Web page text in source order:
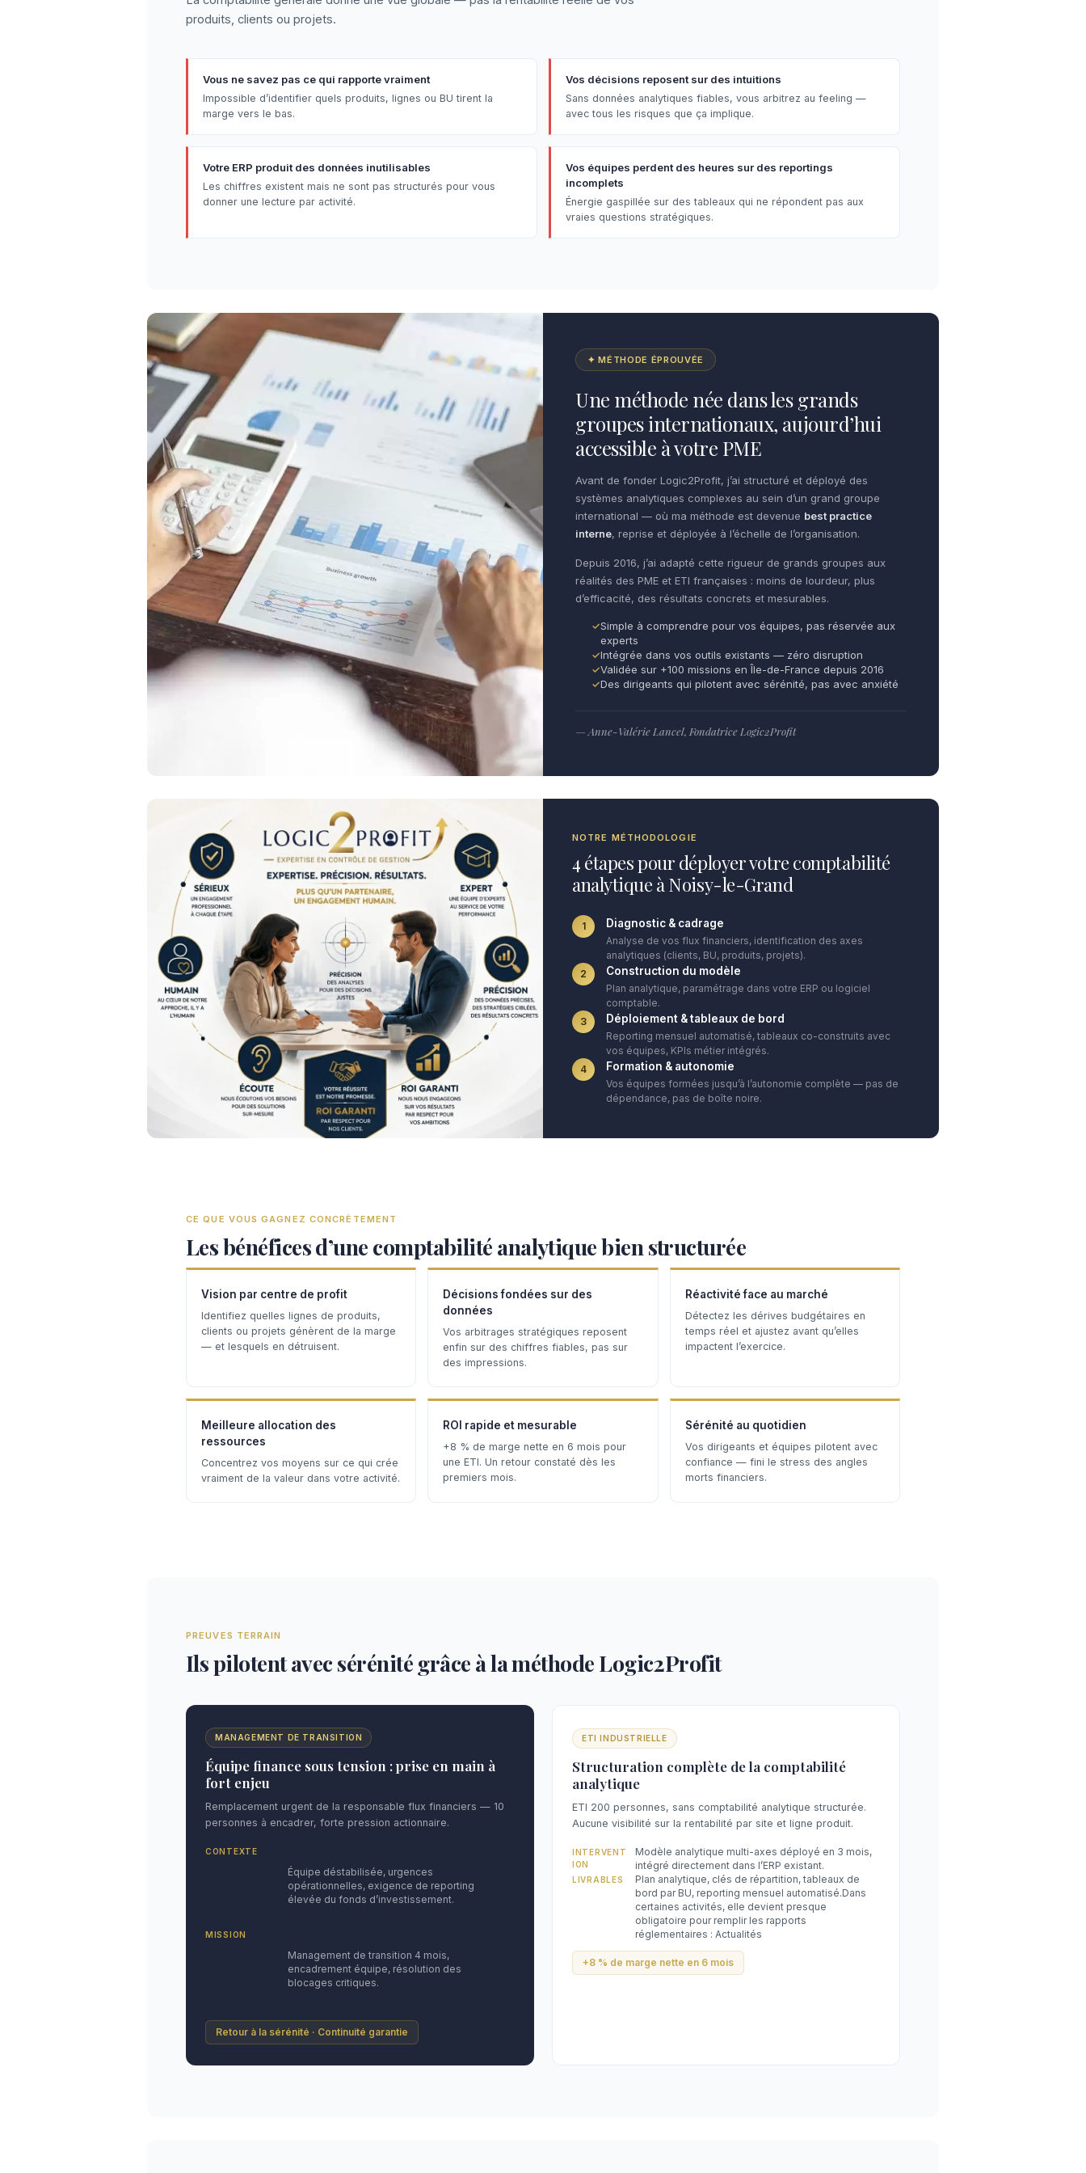
produits, clients ou projets.
Vous ne savez pas ce qui rapporte vraiment
Impossible d’identifier quels produits, lignes ou BU tirent la
marge vers le bas.
Vos décisions reposent sur des intuitions
Sans données analytiques fiables, vous arbitrez au feeling —
avec tous les risques que ça implique.
Votre ERP produit des données inutilisables
Les chiffres existent mais ne sont pas structurés pour vous
donner une lecture par activité.
Vos équipes perdent des heures sur des reportings
incomplets
Énergie gaspillée sur des tableaux qui ne répondent pas aux
vraies questions stratégiques.
✦ MÉTHODE ÉPROUVÉE
Une méthode née dans les grands
groupes internationaux, aujourd’hui
accessible à votre PME
Avant de fonder Logic2Profit, j’ai structuré et déployé des
systèmes analytiques complexes au sein d’un grand groupe
international — où ma méthode est devenue best practice
interne, reprise et déployée à l’échelle de l’organisation.
Depuis 2016, j’ai adapté cette rigueur de grands groupes aux
réalités des PME et ETI françaises : moins de lourdeur, plus
d’efficacité, des résultats concrets et mesurables.
Simple à comprendre pour vos équipes, pas réservée aux
experts
Intégrée dans vos outils existants — zéro disruption
Validée sur +100 missions en Île-de-France depuis 2016
Des dirigeants qui pilotent avec sérénité, pas avec anxiété
— Anne-Valérie Lancel, Fondatrice Logic2Profit
NOTRE MÉTHODOLOGIE
4 étapes pour déployer votre comptabilité
analytique à Noisy-le-Grand
1 Diagnostic & cadrage
Analyse de vos flux financiers, identification des axes
analytiques (clients, BU, produits, projets).
2
Construction du modèle
Plan analytique, paramétrage dans votre ERP ou logiciel
comptable.
3
Déploiement & tableaux de bord
Reporting mensuel automatisé, tableaux co-construits avec
vos équipes, KPIs métier intégrés.
4
Formation & autonomie
Vos équipes formées jusqu’à l’autonomie complète — pas de
dépendance, pas de boîte noire.
CE QUE VOUS GAGNEZ CONCRÈTEMENT
Les bénéfices d’une comptabilité analytique bien structurée
Vision par centre de profit
Identifiez quelles lignes de produits,
clients ou projets génèrent de la marge
— et lesquels en détruisent.
Décisions fondées sur des
données
Vos arbitrages stratégiques reposent
enfin sur des chiffres fiables, pas sur
des impressions.
Réactivité face au marché
Détectez les dérives budgétaires en
temps réel et ajustez avant qu’elles
impactent l’exercice.
Meilleure allocation des
ressources
Concentrez vos moyens sur ce qui crée
vraiment de la valeur dans votre activité.
ROI rapide et mesurable
+8 % de marge nette en 6 mois pour
une ETI. Un retour constaté dès les
premiers mois.
Sérénité au quotidien
Vos dirigeants et équipes pilotent avec
confiance — fini le stress des angles
morts financiers.
PREUVES TERRAIN
Ils pilotent avec sérénité grâce à la méthode Logic2Profit
MANAGEMENT DE TRANSITION
Équipe finance sous tension : prise en main à
fort enjeu
Remplacement urgent de la responsable flux financiers — 10
personnes à encadrer, forte pression actionnaire.
CONTEXTE
Équipe déstabilisée, urgences
opérationnelles, exigence de reporting
élevée du fonds d’investissement.
MISSION
Management de transition 4 mois,
encadrement équipe, résolution des
blocages critiques.
Retour à la sérénité · Continuité garantie
ETI INDUSTRIELLE
Structuration complète de la comptabilité
analytique
ETI 200 personnes, sans comptabilité analytique structurée.
Aucune visibilité sur la rentabilité par site et ligne produit.
INTERVENT
ION
Modèle analytique multi-axes déployé en 3 mois,
intégré directement dans l’ERP existant.
LIVRABLES
Plan analytique, clés de répartition, tableaux de
bord par BU, reporting mensuel automatisé.Dans
certaines activités, elle devient presque
obligatoire pour remplir les rapports
réglementaires : Actualités
+8 % de marge nette en 6 mois